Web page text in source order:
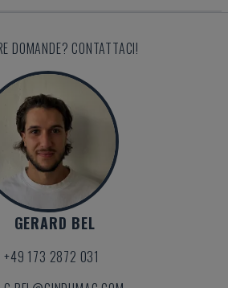
DOMANDE? CONTATTACI!
GERARD BEL
+49 173 2872 031